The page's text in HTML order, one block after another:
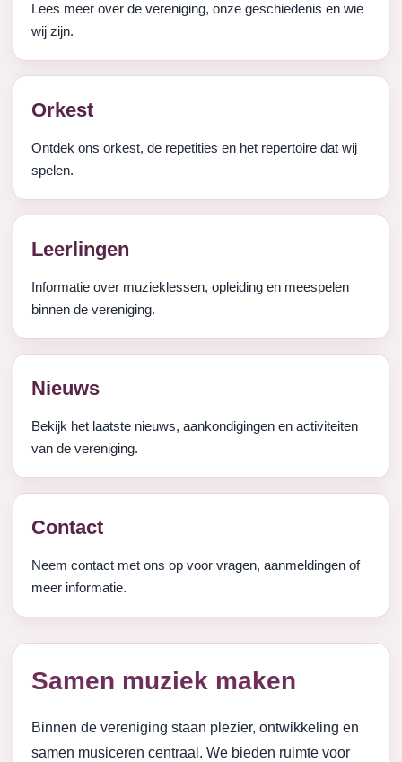
Lees meer over de vereniging, onze geschiedenis en wie
wij zijn.
Orkest
Ontdek ons orkest, de repetities en het repertoire dat wij
spelen.
Leerlingen
Informatie over muzieklessen, opleiding en meespelen
binnen de vereniging.
Nieuws
Bekijk het laatste nieuws, aankondigingen en activiteiten
van de vereniging.
Contact
Neem contact met ons op voor vragen, aanmeldingen of
meer informatie.
Samen muziek maken
Binnen de vereniging staan plezier, ontwikkeling en
samen musiceren centraal. We bieden ruimte voor